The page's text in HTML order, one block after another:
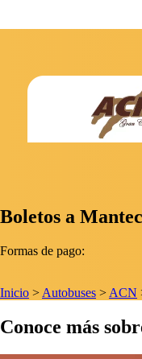
Boletos a
Formas de pago:
Inicio > Autobuses > ACN
Conoce más